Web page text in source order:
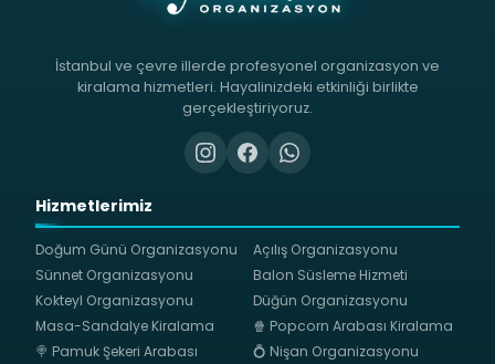
İstanbul ve çevre illerde profesyonel organizasyon ve
kiralama hizmetleri. Hayalinizdeki etkinliği birlikte
gerçekleştiriyoruz.
Hizmetlerimiz
Doğum Günü Organizasyonu
Açılış Organizasyonu
Sünnet Organizasyonu
Balon Süsleme Hizmeti
Kokteyl Organizasyonu
Düğün Organizasyonu
Masa-Sandalye Kiralama
🍿 Popcorn Arabası Kiralama
🍭 Pamuk Şekeri Arabası
💍 Nişan Organizasyonu